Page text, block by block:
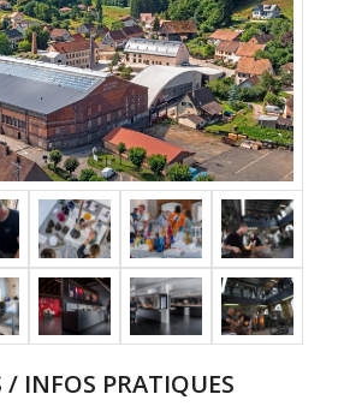
/ INFOS PRATIQUES